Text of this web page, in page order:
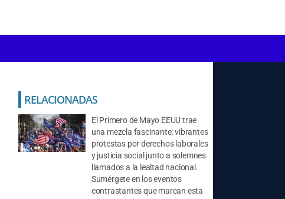
El Primero de Mayo EEUU trae
una mezcla fascinante: vibrantes
protestas por derechos laborales
y justicia social junto a solemnes
llamados a la lealtad nacional.
Sumérgete en los eventos
contrastantes que marcan esta
RELACIONADAS